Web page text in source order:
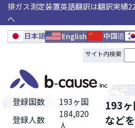
排ガス測定装置英語翻訳は翻訳実績
へ